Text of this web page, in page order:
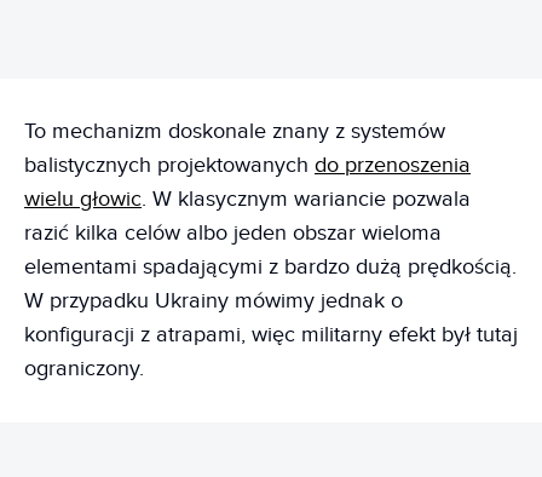
To mechanizm doskonale znany z systemów
balistycznych projektowanych do przenoszenia
wielu głowic. W klasycznym wariancie pozwala
razić kilka celów albo jeden obszar wieloma
elementami spadającymi z bardzo dużą prędkością.
W przypadku Ukrainy mówimy jednak o
konfiguracji z atrapami, więc militarny efekt był tutaj
ograniczony.